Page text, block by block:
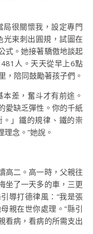
局很關懷我，設定專門
光束刺出圓規，試圖在
式。她接著驕傲地談起
人。天天從早上6點
，陪同鼓勵著孩子們。
差，奮斗才有前途。
愛缺乏彈性。你的千紙
」鐵的規律、鐵的崇
念。”她說。
高二。高一時，父親往
坐了一天多的車，三更
導打德律風：“我是張
親在世你處理。”縣引
看病，看病的所需支出